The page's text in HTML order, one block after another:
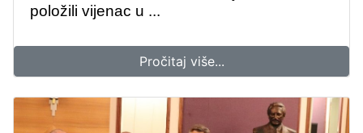
položili vijenac u ...
Pročitaj više...